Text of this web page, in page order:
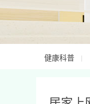
健康科普